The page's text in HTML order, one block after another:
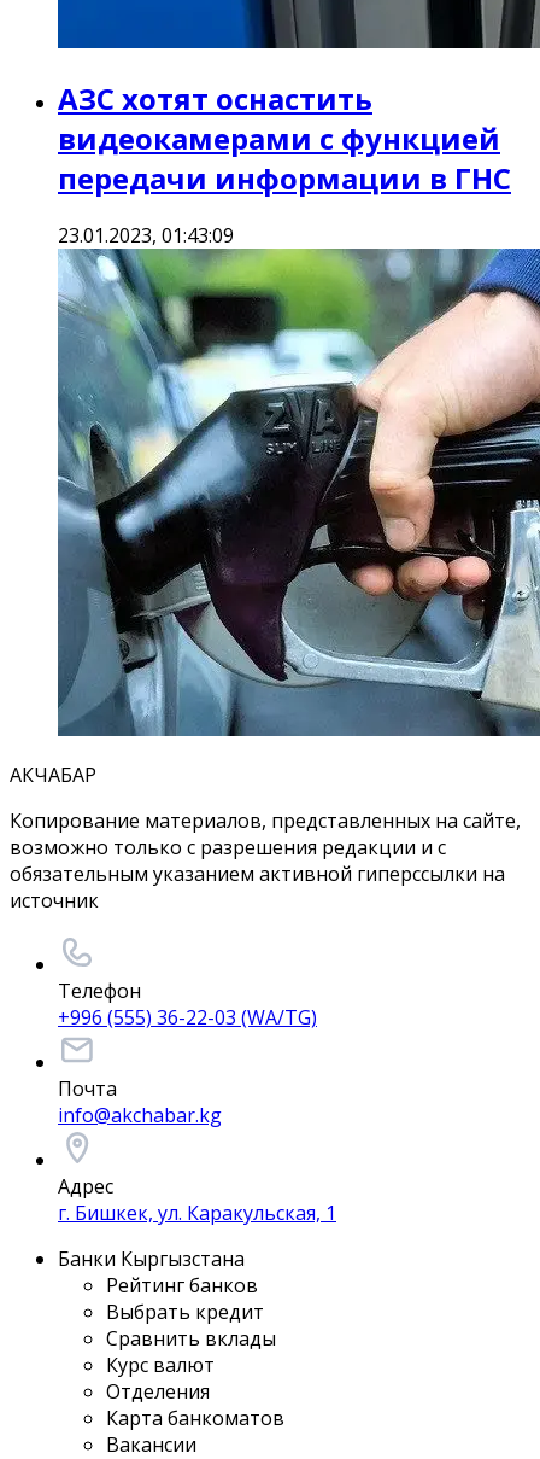
АЗС хотят оснастить
видеокамерами с функцией
передачи информации в ГНС
23.01.2023, 01:43:09
АКЧАБАР
Копирование материалов, представленных на сайте,
возможно только с разрешения редакции и с
обязательным указанием активной гиперссылки на
источник
Телефон
+996 (555) 36-22-03 (WA/TG)
Почта
info@akchabar.kg
Адрес
г. Бишкек, ул. Каракульская, 1
Банки Кыргызстана
Рейтинг банков
Выбрать кредит
Сравнить вклады
Курс валют
Отделения
Карта банкоматов
Вакансии